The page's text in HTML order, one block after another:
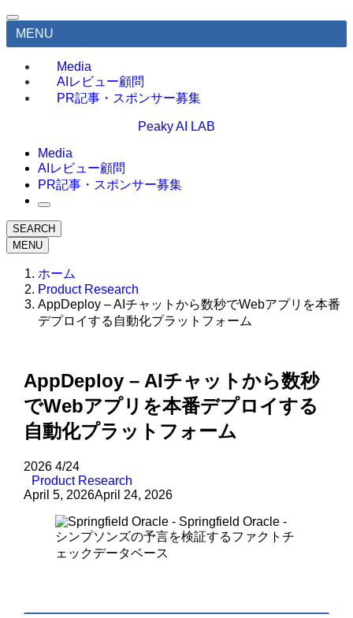
MENU
Media
AIレビュー顧問
PR記事・スポンサー募集
Peaky AI LAB
Media
AIレビュー顧問
PR記事・スポンサー募集
SEARCH
MENU
ホーム
Product Research
AppDeploy – AIチャットから数秒でWebアプリを本番
デプロイする自動化プラットフォーム
AppDeploy – AIチャットから数秒
でWebアプリを本番デプロイする
自動化プラットフォーム
2026 4/24
Product Research
April 5, 2026April 24, 2026